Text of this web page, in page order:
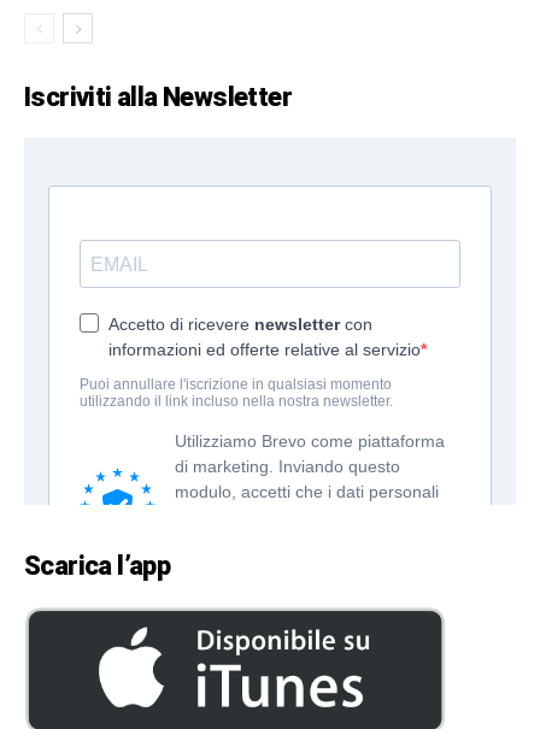
Iscriviti alla Newsletter
Scarica l’app